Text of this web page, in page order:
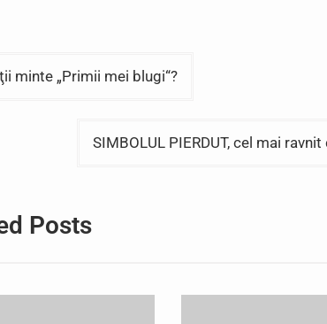
minte „Primii mei blugi“?
SIMBOLUL PIERDUT, cel mai
Posts